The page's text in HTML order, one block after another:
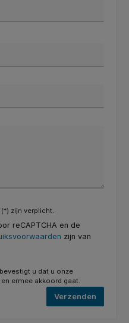
zijn verplicht.
reCAPTCHA en de
zijn van
u dat u onze
ermee akkoord gaat.
Verzenden